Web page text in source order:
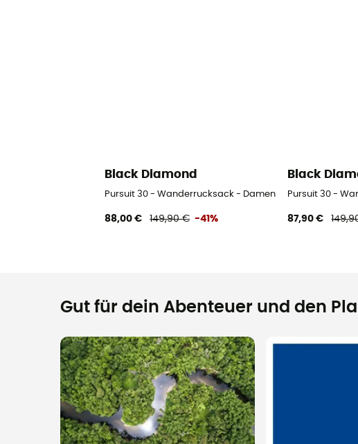
Black Diamond
Pursuit 30 - Wanderrucksack - Damen
88,00 € 149,90 € -41%
Black
Pursuit 30 -
87,90 €
Gut für dein Abenteuer und den